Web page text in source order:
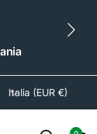
Italia (EUR €)